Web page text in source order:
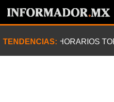
TENDENCIAS: HORARIOS